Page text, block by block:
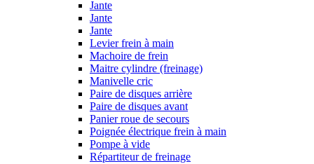
Jante
Jante
Jante
Levier frein à main
Machoire de frein
Maitre cylindre (freinage)
Manivelle cric
Paire de disques arrière
Paire de disques avant
Panier roue de secours
Poignée électrique frein à main
Pompe à vide
Répartiteur de freinage